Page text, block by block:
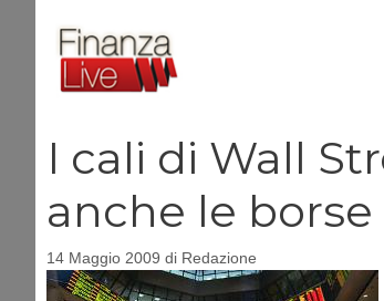
contenuto
I cali di Wall
anche le
14 Maggio 2009 di Redazione